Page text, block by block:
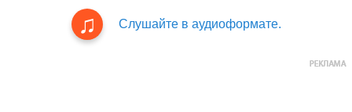
Слушайте в аудиоформате.